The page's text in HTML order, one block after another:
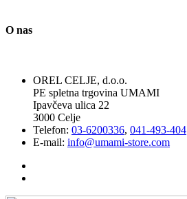
O nas
OREL CELJE, d.o.o.
PE spletna trgovina UMAMI
Ipavčeva ulica 22
3000 Celje
Telefon: 03-6200336, 041-493-404
E-mail: info@umami-store.com